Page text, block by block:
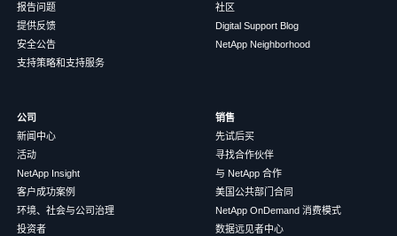
报告问题
提供反馈
安全公告
支持策略和支持服务
社区
Digital Support Blog
NetApp Neighborhood
公司
新闻中心
活动
NetApp Insight
客户成功案例
环境、社会与公司治理
投资者
销售
先试后买
寻找合作伙伴
与 NetApp 合作
美国公共部门合同
NetApp OnDemand 消费模式
数据远见者中心